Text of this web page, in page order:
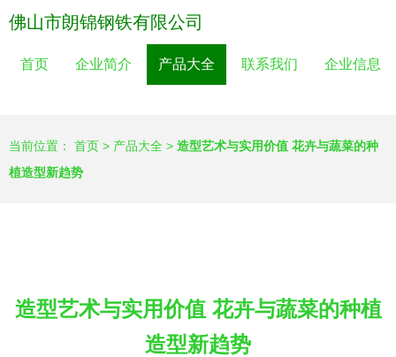
佛山市朗锦钢铁有限公司
首页 企业简介 产品大全 联系我们 企业信息
当前位置： 首页 > 产品大全 > 造型艺术与实用价值 花卉与蔬菜的种
植造型新趋势
造型艺术与实用价值 花卉与蔬菜的种植
造型新趋势